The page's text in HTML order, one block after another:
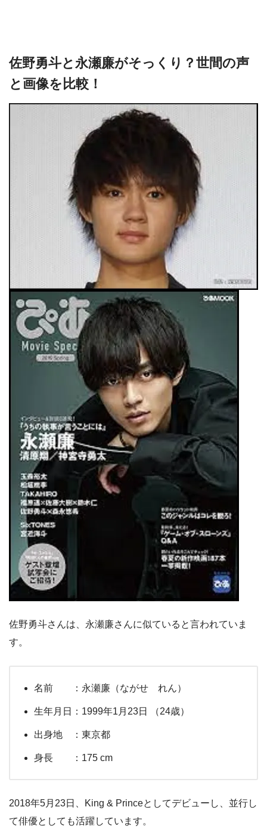
佐野勇斗と永瀬廉がそっくり？世間の声
と画像を比較！
佐野勇斗さんは、永瀬廉さんに似ていると言われていま
す。
名前 ：永瀬廉（ながせ れん）
生年月日：1999年1月23日 （24歳）
出身地 ：東京都
身長 ：175 cm
2018年5月23日、King & Princeとしてデビューし、並行し
て俳優としても活躍しています。